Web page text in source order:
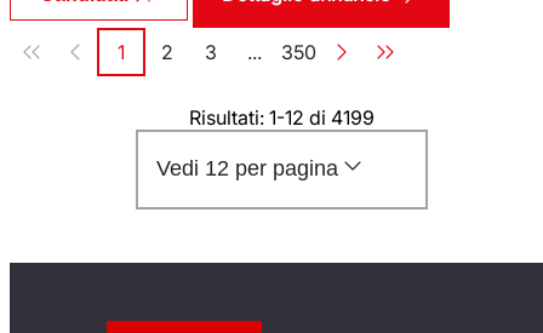
Paginazione
Pagina
1 Pagina
2 Pagina
3 ... Pagina
350
Risultati: 1-12 di 4199
Vedi 12 per pagina